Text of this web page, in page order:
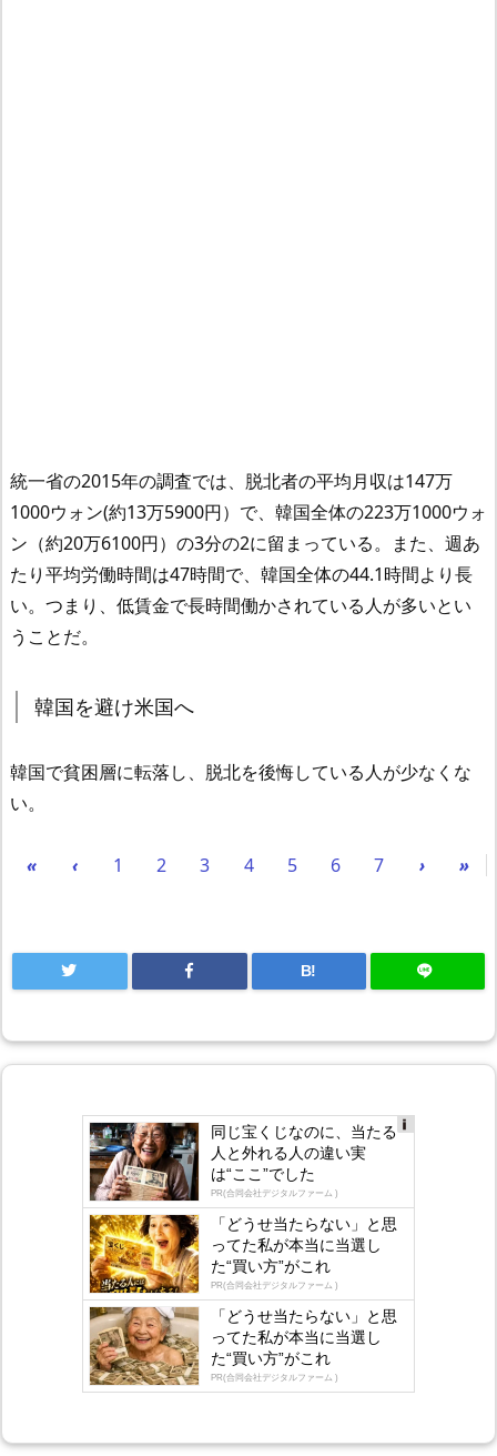
統一省の2015年の調査では、脱北者の平均月収は147万
1000ウォン(約13万5900円）で、韓国全体の223万1000ウォ
ン（約20万6100円）の3分の2に留まっている。また、週あ
たり平均労働時間は47時間で、韓国全体の44.1時間より長
い。つまり、低賃金で長時間働かされている人が多いとい
うことだ。
韓国を避け米国へ
韓国で貧困層に転落し、脱北を後悔している人が少なくな
い。
« ‹ 1 2 3 4 5 6 7 › »
B!
gly
同じ宝くじなのに、当たる
人と外れる人の違い実
は“ここ”でした
PR(合同会社デジタルファーム )
「どうせ当たらない」と思
ってた私が本当に当選し
た“買い方”がこれ
PR(合同会社デジタルファーム )
「どうせ当たらない」と思
ってた私が本当に当選し
た“買い方”がこれ
PR(合同会社デジタルファーム )